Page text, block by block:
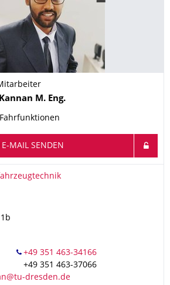
Kannan M. Eng.
E-MAIL SENDEN
+49 351 463-37066